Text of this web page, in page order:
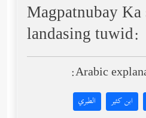
Magpatnubay Ka
landasing tuwid:
Arabic
ابن كثير الطبري